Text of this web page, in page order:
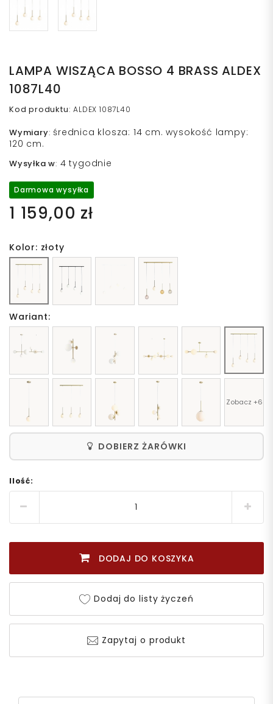
LAMPA WISZĄCA BOSSO 4 BRASS ALDEX
1087L40
Kod produktu:ALDEX 1087L40
Wymiary: średnica klosza: 14 cm. wysokość lampy:
120 cm.
Wysyłka w: 4 tygodnie
Darmowa wysyłka
1 159,00 zł
Kolor: złoty
Wariant:
Zobacz +6
DOBIERZ ŻARÓWKI
Ilość:
DODAJ DO KOSZYKA
Dodaj do listy życzeń
Zapytaj o produkt